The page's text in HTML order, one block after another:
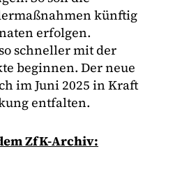
künftig
erfolgen.
schneller mit der
beginnen. Der neue
im Juni 2025 in Kraft
entfalten.
ZfK-Archiv: